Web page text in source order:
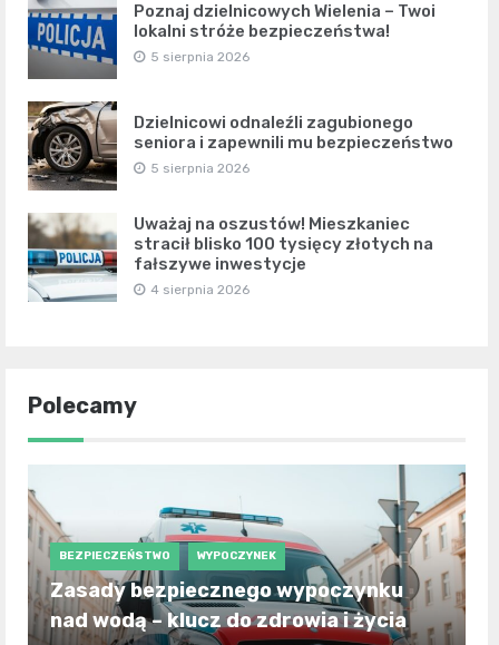
Poznaj dzielnicowych Wielenia – Twoi
lokalni stróże bezpieczeństwa!
5 sierpnia 2026
Dzielnicowi odnaleźli zagubionego
seniora i zapewnili mu bezpieczeństwo
5 sierpnia 2026
Uważaj na oszustów! Mieszkaniec
stracił blisko 100 tysięcy złotych na
fałszywe inwestycje
4 sierpnia 2026
Polecamy
BEZPIECZEŃSTWO WYPOCZYNEK
Zasady bezpiecznego wypoczynku
nad wodą – klucz do zdrowia i życia